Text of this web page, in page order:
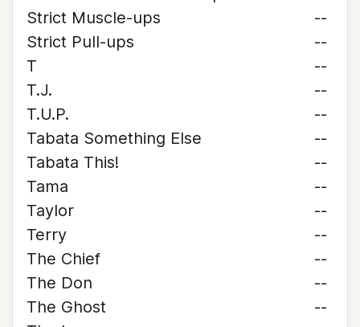
Strict Muscle-ups
--
Strict Pull-ups
--
T
--
T.J.
--
T.U.P.
--
Tabata Something Else
--
Tabata This!
--
Tama
--
Taylor
--
Terry
--
The Chief
--
The Don
--
The Ghost
--